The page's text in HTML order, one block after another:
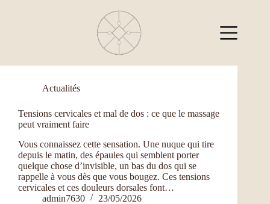
praticien massage bien-être Montpellier
Actualités
Tensions cervicales et mal de dos : ce que le massage
peut vraiment faire
Vous connaissez cette sensation. Une nuque qui tire
depuis le matin, des épaules qui semblent porter
quelque chose d’invisible, un bas du dos qui se
rappelle à vous dès que vous bougez. Ces tensions
cervicales et ces douleurs dorsales font…
admin7630
23/05/2026